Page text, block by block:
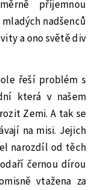
příjemnou
nadšenců
a ono světě div
řeší problém s
která v našem
Zemi. A tak se
na misi. Jejich
narozdíl od těch
černou dírou
vtažena za